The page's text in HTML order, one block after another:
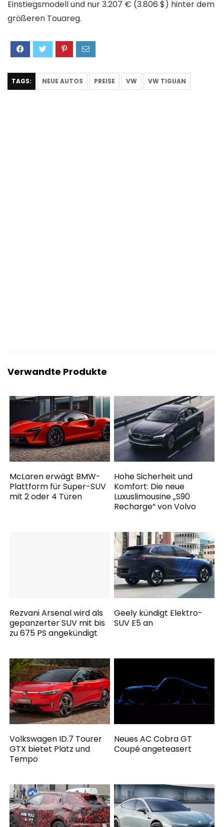
Einstiegsmodell und nur 3.207 € (3.806 $) hinter dem
größeren Touareg.
TAGS: NEUE AUTOS PREISE VW VW TIGUAN
Verwandte Produkte
McLaren erwägt BMW-
Plattform für Super-SUV
mit 2 oder 4 Türen
Hohe Sicherheit und
Komfort: Die neue
Luxuslimousine „S90
Recharge“ von Volvo
Rezvani Arsenal wird als
gepanzerter SUV mit bis
zu 675 PS angekündigt
Geely kündigt Elektro-
SUV E5 an
Volkswagen ID.7 Tourer
GTX bietet Platz und
Tempo
Neues AC Cobra GT
Coupé angeteasert